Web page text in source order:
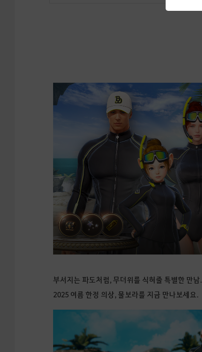
부서지는 파도처럼, 무더위를 식혀줄 특별한 만남.
2025 여름 한정 의상, 물보라를 지금 만나보세요.